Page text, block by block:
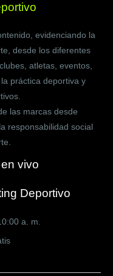
evidenciando la
desde los diferentes
atletas, eventos,
práctica deportiva y
las marcas desde
responsabilidad social
vivo
Deportivo
a. m.